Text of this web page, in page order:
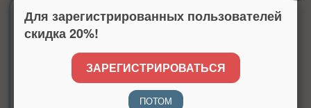
Для зарегистрированных пользователей
скидка 20%!
ЗАРЕГИСТРИРОВАТЬСЯ
ПОТОМ